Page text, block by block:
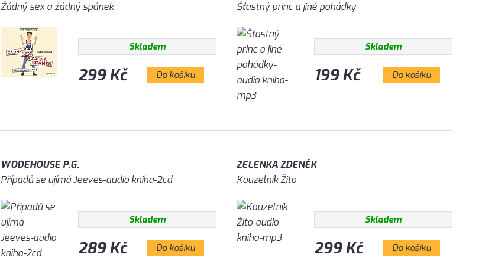
Žádný sex a žádný spánek
Skladem
299 Kč Do košíku
Šťastný princ a jiné pohádky
Skladem
199 Kč Do košíku
WODEHOUSE P.G.
Případů se ujímá Jeeves-audio kniha-2cd
Skladem
289 Kč Do košíku
ZELENKA ZDENĚK
Kouzelník Žito
Skladem
299 Kč Do košíku